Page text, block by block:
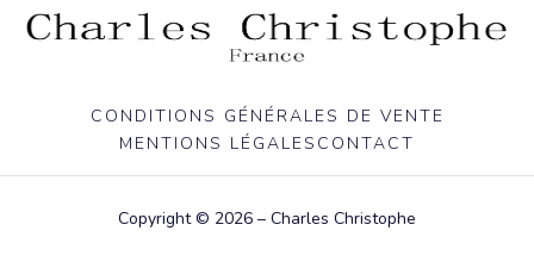
CONDITIONS GÉNÉRALES DE VENTE
MENTIONS LÉGALES CONTACT
Copyright © 2026 – Charles Christophe